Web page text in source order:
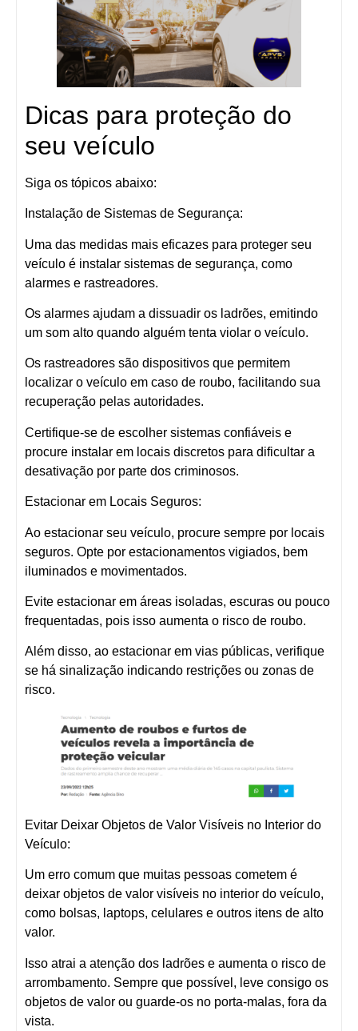
Dicas para proteção do
seu veículo
Siga os tópicos abaixo:
Instalação de Sistemas de Segurança:
Uma das medidas mais eficazes para proteger seu
veículo é instalar sistemas de segurança, como
alarmes e rastreadores.
Os alarmes ajudam a dissuadir os ladrões, emitindo
um som alto quando alguém tenta violar o veículo.
Os rastreadores são dispositivos que permitem
localizar o veículo em caso de roubo, facilitando sua
recuperação pelas autoridades.
Certifique-se de escolher sistemas confiáveis e
procure instalar em locais discretos para dificultar a
desativação por parte dos criminosos.
Estacionar em Locais Seguros:
Ao estacionar seu veículo, procure sempre por locais
seguros. Opte por estacionamentos vigiados, bem
iluminados e movimentados.
Evite estacionar em áreas isoladas, escuras ou pouco
frequentadas, pois isso aumenta o risco de roubo.
Além disso, ao estacionar em vias públicas, verifique
se há sinalização indicando restrições ou zonas de
risco.
Evitar Deixar Objetos de Valor Visíveis no Interior do
Veículo:
Um erro comum que muitas pessoas cometem é
deixar objetos de valor visíveis no interior do veículo,
como bolsas, laptops, celulares e outros itens de alto
valor.
Isso atrai a atenção dos ladrões e aumenta o risco de
arrombamento. Sempre que possível, leve consigo os
objetos de valor ou guarde-os no porta-malas, fora da
vista.